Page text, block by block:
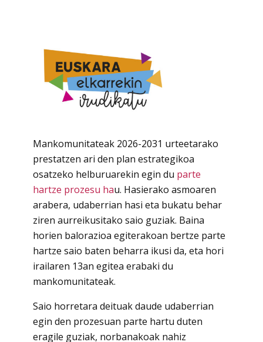
Mankomunitateak 2026-2031 urteetarako
prestatzen ari den plan estrategikoa
osatzeko helburuarekin egin du parte
hartze prozesu hau. Hasierako asmoaren
arabera, udaberrian hasi eta bukatu behar
ziren aurreikusitako saio guziak. Baina
horien balorazioa egiterakoan bertze parte
hartze saio baten beharra ikusi da, eta hori
irailaren 13an egitea erabaki du
mankomunitateak.
Saio horretara deituak daude udaberrian
egin den prozesuan parte hartu duten
eragile guziak, norbanakoak nahiz